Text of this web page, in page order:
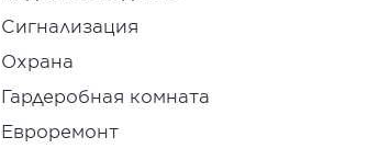
Сигнализация
Охрана
Гардеробная комната
Евроремонт